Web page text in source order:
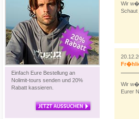
Einfach Eure Bestellung an
Nolimit-tours senden und 20%
Rabatt kassieren.
Wir
Schaut
Wir
Eurer